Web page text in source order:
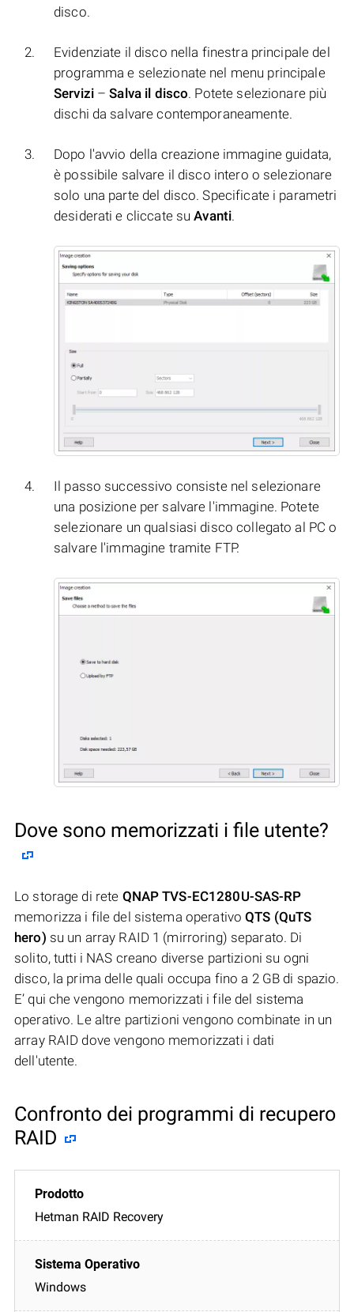
disco.
Evidenziate il disco nella finestra principale del
programma e selezionate nel menu principale
Servizi–Salva il disco. Potete selezionare più
dischi da salvare contemporaneamente.
Dopo l'avvio della creazione immagine guidata,
è possibile salvare il disco intero o selezionare
solo una parte del disco. Specificate i parametri
desiderati e cliccate suAvanti.
Il passo successivo consiste nel selezionare
una posizione per salvare l'immagine. Potete
selezionare un qualsiasi disco collegato al PC o
salvare l'immagine tramite FTP.
Dove sono memorizzati i file utente?
Lo storage di rete QNAP TVS-EC1280U-SAS-RP
memorizza i file del sistema operativoQTS (QuTS
hero) su un array RAID 1 (mirroring) separato. Di
solito, tutti i NAS creano diverse partizioni su ogni
disco, la prima delle quali occupa fino a 2 GB di spazio.
E’ qui che vengono memorizzati i file del sistema
operativo. Le altre partizioni vengono combinate in un
array RAID dove vengono memorizzati i dati
dell'utente.
Confronto dei programmi di recupero
RAID
Hetman RAID Recovery
Windows